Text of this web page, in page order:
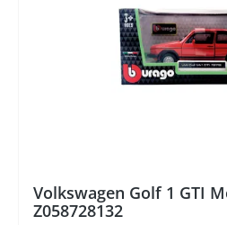
Volkswagen Golf 1 GTI
Z058728132